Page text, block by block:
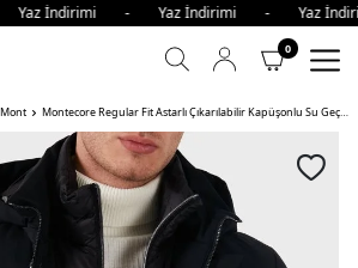
İndirimi - Yaz İndirimi -
0
Mont Montecore Regular Fit Astarlı Çıkarılabilir Kapüşonlu Su Geçirmez Erkek Mont 89